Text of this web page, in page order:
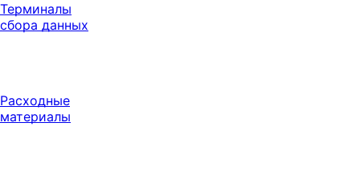
Терминалы
сбора данных
Расходные
материалы